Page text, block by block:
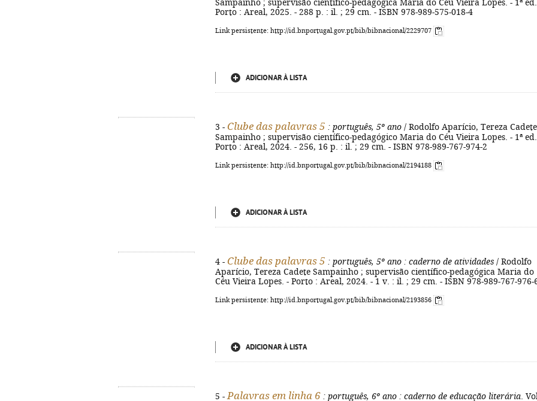
Sampainho ; supervisão científico-pedagógica Maria do Céu Vieira Lopes. - 1ª
Porto : Areal, 2025. - 288 p. : il. ; 29 cm. - ISBN 978-989-575-018-4
Link persistente: http://id.bnportugal.gov.pt/bib/bibnacional/2229707
ADICIONAR À LISTA
3 - Clube das palavras 5 : português, 5º ano / Rodolfo Aparício, Tereza Cadete
Sampainho ; supervisão científico-pedagógico Maria do Céu Vieira Lopes. - 1ª
Porto : Areal, 2024. - 256, 16 p. : il. ; 29 cm. - ISBN 978-989-767-974-2
Link persistente: http://id.bnportugal.gov.pt/bib/bibnacional/2194188
ADICIONAR À LISTA
4 - Clube das palavras 5 : português, 5º ano : caderno de atividades / Rodolfo
Aparício, Tereza Cadete Sampainho ; supervisão científico-pedagógica Maria do
Céu Vieira Lopes. - Porto : Areal, 2024. - 1 v. : il. ; 29 cm. - ISBN 978-989-767-976-
Link persistente: http://id.bnportugal.gov.pt/bib/bibnacional/2193856
ADICIONAR À LISTA
5 - Palavras em linha 6 : português, 6º ano : caderno de educação literária .